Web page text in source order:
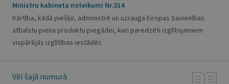
Ministru kabineta noteikumi Nr.314
Kārtība, kādā piešķir, administrē un uzrauga Eiropas Savienības
atbalstu piena produktu piegādei, kuri paredzēti izglītojamiem
vispārējās izglītības iestādēs
Vēl šajā numurā